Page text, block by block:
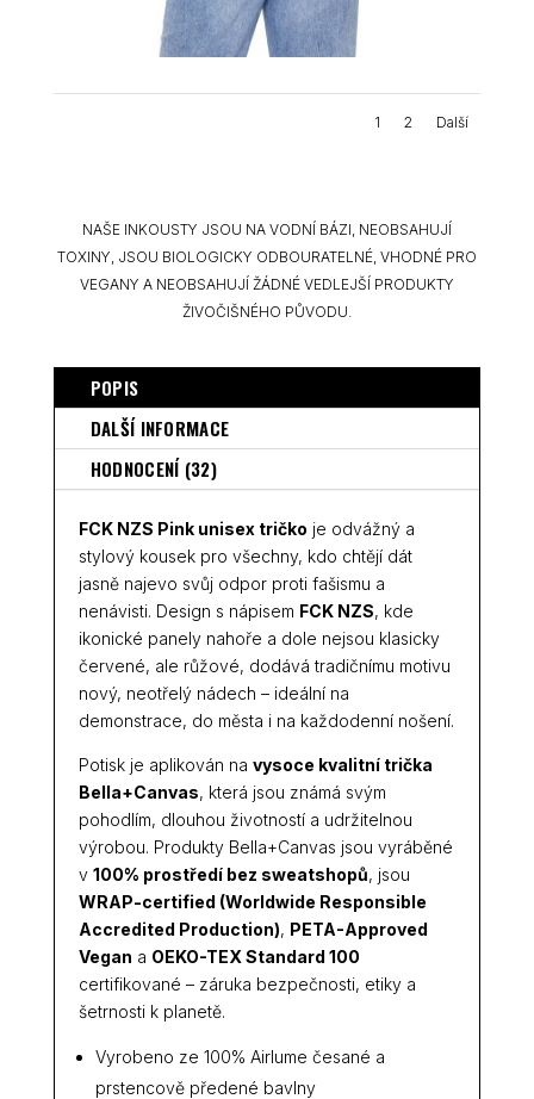
1 2 Další
NAŠE INKOUSTY JSOU NA VODNÍ BÁZI, NEOBSAHUJÍ
TOXINY, JSOU BIOLOGICKY ODBOURATELNÉ, VHODNÉ PRO
VEGANY A NEOBSAHUJÍ ŽÁDNÉ VEDLEJŠÍ PRODUKTY
ŽIVOČIŠNÉHO PŮVODU.
POPIS
DALŠÍ INFORMACE
HODNOCENÍ (32)
FCK NZS Pink unisex tričko je odvážný a
stylový kousek pro všechny, kdo chtějí dát
jasně najevo svůj odpor proti fašismu a
nenávisti. Design s nápisem FCK NZS, kde
ikonické panely nahoře a dole nejsou klasicky
červené, ale růžové, dodává tradičnímu motivu
nový, neotřelý nádech – ideální na
demonstrace, do města i na každodenní nošení.
Potisk je aplikován na vysoce kvalitní trička
Bella+Canvas, která jsou známá svým
pohodlím, dlouhou životností a udržitelnou
výrobou. Produkty Bella+Canvas jsou vyráběné
v 100% prostředí bez sweatshopů, jsou
WRAP-certified (Worldwide Responsible
Accredited Production), PETA-Approved
Vegan a OEKO-TEX Standard 100
certifikované – záruka bezpečnosti, etiky a
šetrnosti k planetě.
Vyrobeno ze 100% Airlume česané a
prstencově předené bavlny